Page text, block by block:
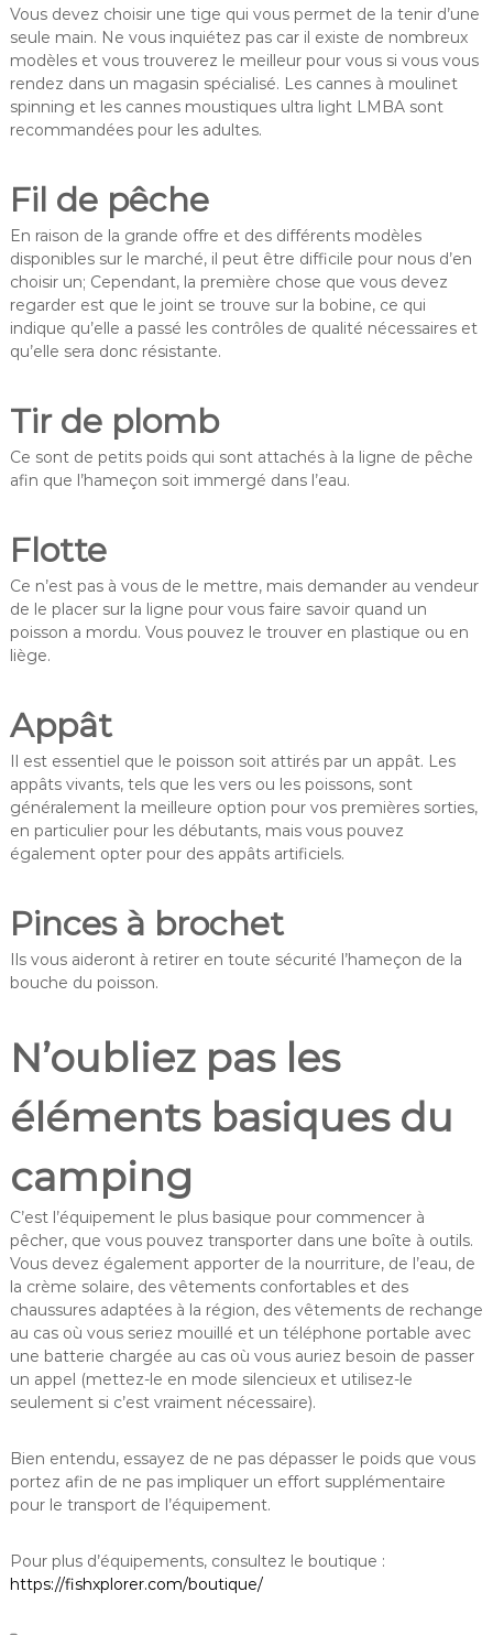
Vous devez choisir une tige qui vous permet de la tenir d’une
seule main. Ne vous inquiétez pas car il existe de nombreux
modèles et vous trouverez le meilleur pour vous si vous vous
rendez dans un magasin spécialisé. Les cannes à moulinet
spinning et les cannes moustiques ultra light LMBA sont
recommandées pour les adultes.
Fil de pêche
En raison de la grande offre et des différents modèles
disponibles sur le marché, il peut être difficile pour nous d’en
choisir un; Cependant, la première chose que vous devez
regarder est que le joint se trouve sur la bobine, ce qui
indique qu’elle a passé les contrôles de qualité nécessaires et
qu’elle sera donc résistante.
Tir de plomb
Ce sont de petits poids qui sont attachés à la ligne de pêche
afin que l’hameçon soit immergé dans l’eau.
Flotte
Ce n’est pas à vous de le mettre, mais demander au vendeur
de le placer sur la ligne pour vous faire savoir quand un
poisson a mordu. Vous pouvez le trouver en plastique ou en
liège.
Appât
Il est essentiel que le poisson soit attirés par un appât. Les
appâts vivants, tels que les vers ou les poissons, sont
généralement la meilleure option pour vos premières sorties,
en particulier pour les débutants, mais vous pouvez
également opter pour des appâts artificiels.
Pinces à brochet
Ils vous aideront à retirer en toute sécurité l’hameçon de la
bouche du poisson.
N’oubliez pas les
éléments basiques du
camping
C’est l’équipement le plus basique pour commencer à
pêcher, que vous pouvez transporter dans une boîte à outils.
Vous devez également apporter de la nourriture, de l’eau, de
la crème solaire, des vêtements confortables et des
chaussures adaptées à la région, des vêtements de rechange
au cas où vous seriez mouillé et un téléphone portable avec
une batterie chargée au cas où vous auriez besoin de passer
un appel (mettez-le en mode silencieux et utilisez-le
seulement si c’est vraiment nécessaire).
Bien entendu, essayez de ne pas dépasser le poids que vous
portez afin de ne pas impliquer un effort supplémentaire
pour le transport de l’équipement.
Pour plus d’équipements, consultez le boutique :
https://fishxplorer.com/boutique/